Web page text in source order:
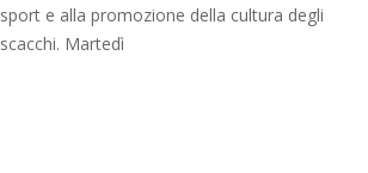
sport e alla promozione della cultura degli
scacchi. Martedì